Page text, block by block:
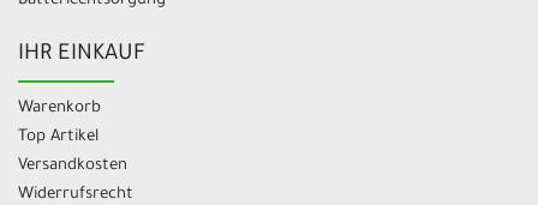
IHR EINKAUF
Warenkorb
Top Artikel
Versandkosten
Widerrufsrecht